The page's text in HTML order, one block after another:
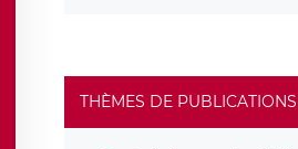
THÈMES DE PUBLICATIONS